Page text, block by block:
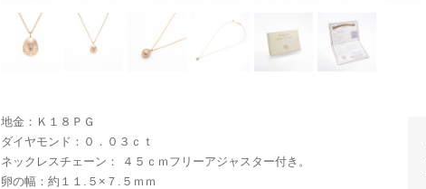
地金：Ｋ１８ＰＧ
ダイヤモンド：０．０３ｃｔ
ネックレスチェーン： ４５ｃｍフリーアジャスター付き。
卵の幅：約１１.５×７.５ｍｍ